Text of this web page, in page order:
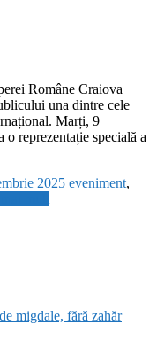
Române Craiova
una dintre cele
Marți, 9
reprezentație specială a
2025 eveniment,
migdale, fără zahăr